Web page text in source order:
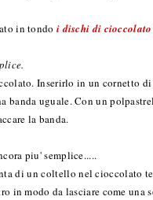
in tondo i dischi di cioccolato
Inserirlo in un cornetto
banda uguale. Con un
la banda.
piu' semplice.....
di un coltello nel cioccolato
in modo da lasciare come